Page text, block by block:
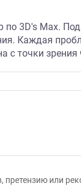
3D's Max.
Каждая
с точки
претензию или